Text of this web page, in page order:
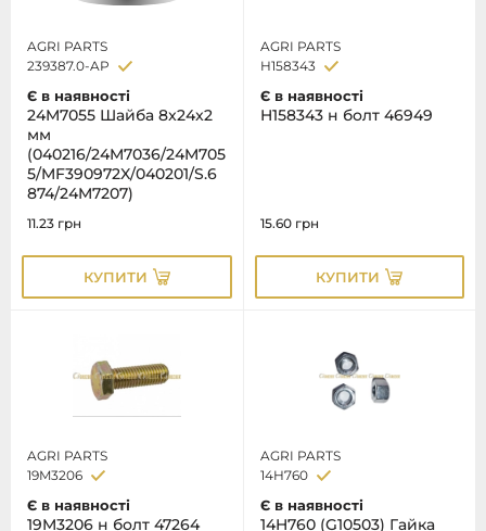
AGRI PARTS
239387.0-AP
Є в наявності
24M7055 Шайба 8x24x2
мм
(040216/24M7036/24M705
5/MF390972X/040201/S.6
874/24M7207)
11.23 грн
КУПИТИ
AGRI PARTS
H158343
Є в наявності
H158343 н болт 46949
15.60 грн
КУПИТИ
AGRI PARTS
19M3206
Є в наявності
19M3206 н болт 47264
AGRI PARTS
14H760
Є в наявності
14H760 (G10503) Гайка